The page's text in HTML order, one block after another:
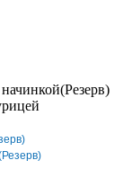
(Резерв)